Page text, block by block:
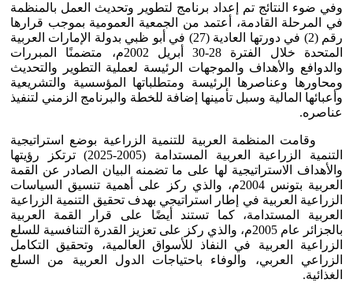
وفي ضوء النتائج تم إعداد برنامج لتطوير وتحديث العمل بالمنظمة
في المرحلة القادمة، أعتمد من الجمعية العمومية بموجب قرارها
رقم (2) في دورتها العادية (27) في أبو ظبي بدولة الإمارات العربية
المتحدة خلال الفترة 28-30 أبريل 2002م، متضمنًا المبررات
والدوافع والأهداف والموجهات الرئيسة لعملية التطوير والتحديث
ومحاورها وعناصرها الرئيسة ومتطلباتها المؤسسية والتشريعية
وأعبائها المالية وسبل تأمينها إضافة للخطة والبرنامج الزمني لتنفيذ
عناصره.
وقامت المنظمة العربية للتنمية الزراعية بوضع استراتيجية
التنمية الزراعية العربية المستدامة (2005-2025) ترتكز رؤيتها
والأهداف الاستراتيجية لها على ما تضمنه البيان الصادر عن القمة
العربية بتونس 2004م، والذي ركز على أهمية تنسيق السياسات
الزراعية العربية في إطار استراتيجي بهدف تحقيق التنمية الزراعية
العربية المستدامة، كما تستند أيضًا على قرار القمة العربية
بالجزائر عام 2005م، والذي ركز على تعزيز القدرة التنافسية للسلع
الزراعية العربية في النفاذ للأسواق العالمية، وتحقيق التكامل
الزراعي العربي، والوفاء باحتياجات الدول العربية من السلع
الغذائية.